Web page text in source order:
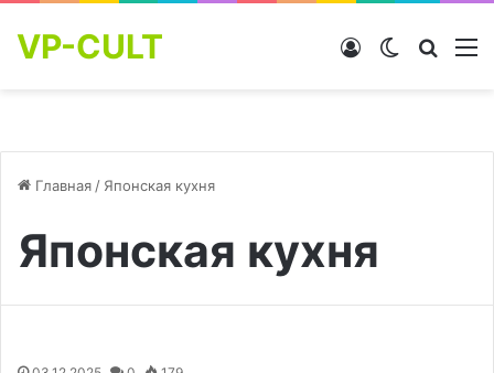
VP-CULT Switch skin
Войти
Главная / Японская кухня
Японская кухня